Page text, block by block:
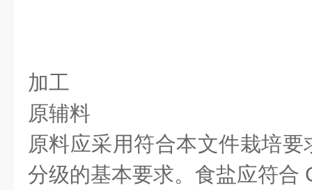
加工
原辅料
原料应采用符合本文件栽培
分级的基本要求。食盐应符合